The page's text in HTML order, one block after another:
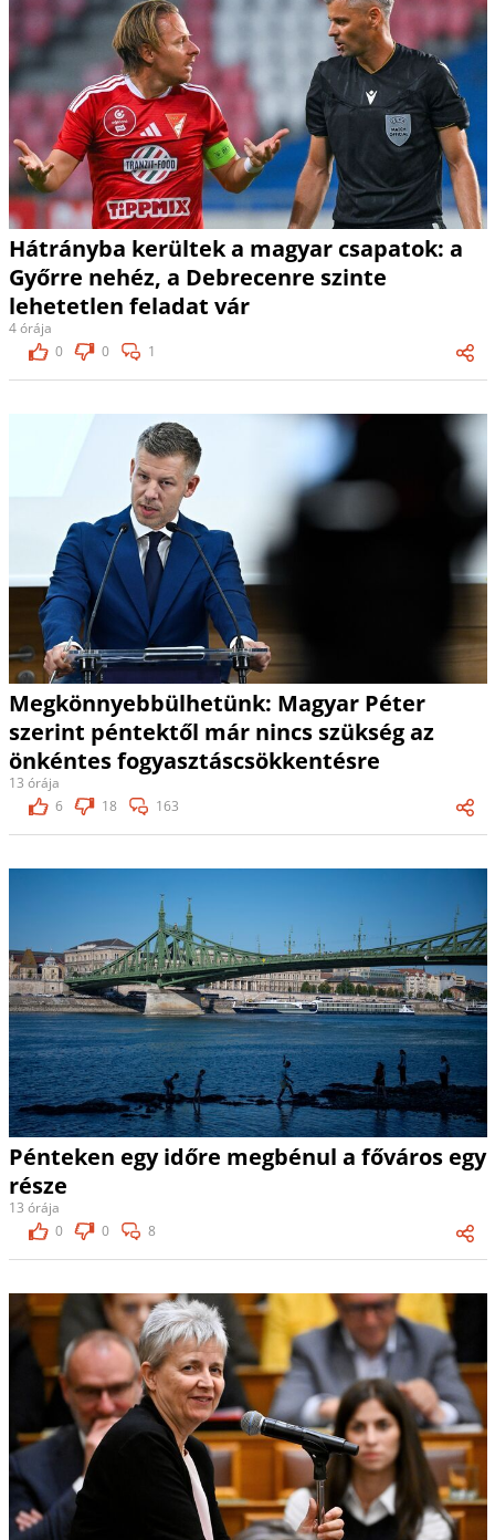
Hátrányba kerültek a magyar csapatok: a
Győrre nehéz, a Debrecenre szinte
lehetetlen feladat vár
4 órája
0
0 1
Megkönnyebbülhetünk: Magyar Péter
szerint péntektől már nincs szükség az
önkéntes fogyasztáscsökkentésre
13 órája
6
18 163
Pénteken egy időre megbénul a főváros egy
része
13 órája
0
0 8